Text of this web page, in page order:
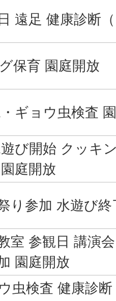
遠足 健康診断
保育 園庭開放
ギョウ虫検査
び開始 クッキ
庭開放
り参加 水遊び
室 参観日 講演
園庭開放
虫検査 健康診